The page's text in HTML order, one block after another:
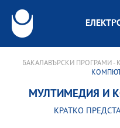
БАКАЛАВЪРСКИ ПРОГРАМИ -
МУЛТИМЕДИЯ И
КРАТКО